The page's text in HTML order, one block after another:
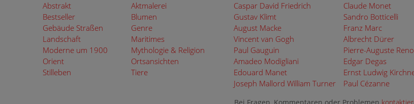
Abstrakt
Aktmalerei
Bestseller
Blumen
Gebäude Straßen
Genre
Landschaft
Maritimes
Moderne um 1900
Mythologie & Religion
Orient
Ortsansichten
Stilleben
Tiere
Caspar David Friedrich
Claude Monet
Gustav Klimt
Sandro Botticelli
August Macke
Franz Marc
Vincent van Gogh
Albrecht Dürer
Paul Gauguin
Pierre-Auguste
Amadeo Modigliani
Edgar Degas
Edouard Manet
Ernst Ludwig
Joseph Mallord William Turner
Paul Cézanne